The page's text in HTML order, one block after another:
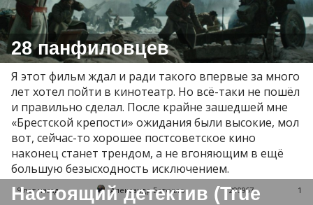
28 панфиловцев
Я этот фильм ждал и ради такого впервые за много
лет хотел пойти в кинотеатр. Но всё-таки не пошёл
и правильно сделал. После крайне зашедшей мне
«Брестской крепости» ожидания были высокие, мол
вот, сейчас-то хорошее постсоветское кино
наконец станет трендом, а не вгоняющим в ещё
большую безысходность исключением.
9 лет назад Александр Батолло 290967 1
Настоящий детектив (True